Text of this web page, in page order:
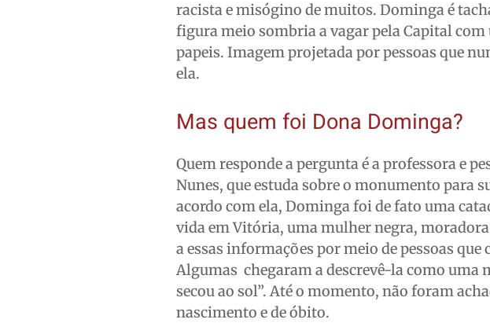
racista e misógino de muitos. Dominga é
figura meio sombria a vagar pela Capital com
papeis. Imagem projetada por pessoas que
ela.
Mas quem foi Dona Dominga?
Quem responde a pergunta é a professora e
Nunes, que estuda sobre o monumento para
acordo com ela, Dominga foi de fato uma
vida em Vitória, uma mulher negra,
a essas informações por meio de pessoas
Algumas chegaram a descrevê-la como uma
secou ao sol”. Até o momento, não foram
nascimento e de óbito.